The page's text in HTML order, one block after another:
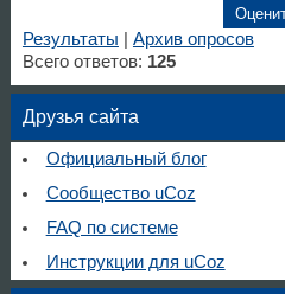
Результаты
Архив опросов
Всего ответов: 125
Друзья сайта
Официальный блог
Сообщество uCoz
FAQ по системе
Инструкции для uCoz